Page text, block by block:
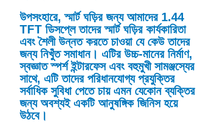
উপসংহারে, স্মার্ট ঘড়ির জন্য আমাদের 1.44
TFT ডিসপ্লে তাদের স্মার্ট ঘড়ির কার্যকারিতা
এবং শৈলী উন্নত করতে চাওয়া যে কেউ তাদের
জন্য নিখুঁত সমাধান। এটির উচ্চ-মানের নির্মাণ,
স্বজ্ঞাত স্পর্শ ইন্টারফেস এবং বহুমুখী সামঞ্জস্যের
সাথে, এটি তাদের পরিধানযোগ্য প্রযুক্তির
সর্বাধিক সুবিধা পেতে চায় এমন যেকোন ব্যক্তির
জন্য অবশ্যই একটি আনুষঙ্গিক জিনিস হয়ে
উঠবে।